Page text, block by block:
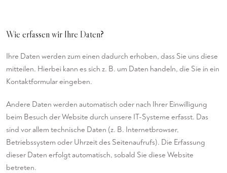
Wie erfassen wir Ihre Daten?
Ihre Daten werden zum einen dadurch erhoben, dass Sie uns diese
mitteilen. Hierbei kann es sich z. B. um Daten handeln, die Sie in ein
Kontaktformular eingeben.
Andere Daten werden automatisch oder nach Ihrer Einwilligung
beim Besuch der Website durch unsere IT-Systeme erfasst. Das
sind vor allem technische Daten (z. B. Internetbrowser,
Betriebssystem oder Uhrzeit des Seitenaufrufs). Die Erfassung
dieser Daten erfolgt automatisch, sobald Sie diese Website
betreten.